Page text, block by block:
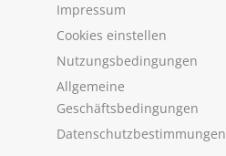
Impressum
Cookies einstellen
Nutzungsbedingungen
Allgemeine
Geschäftsbedingungen
Datenschutzbestimmungen